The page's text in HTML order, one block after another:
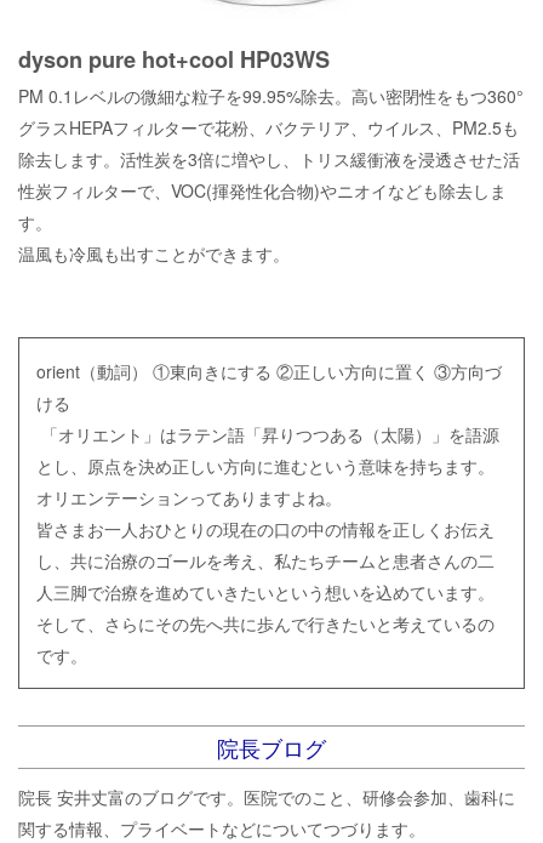
dyson pure hot+cool HP03WS
PM 0.1レベルの微細な粒子を99.95%除去。高い密閉性をもつ360°
グラスHEPAフィルターで花粉、バクテリア、ウイルス、PM2.5も
除去します。活性炭を3倍に増やし、トリス緩衝液を浸透させた活
性炭フィルターで、VOC(揮発性化合物)やニオイなども除去しま
す。
温風も冷風も出すことができます。
orient（動詞） ①東向きにする ②正しい方向に置く ③方向づ
ける
「オリエント」はラテン語「昇りつつある（太陽）」を語源
とし、原点を決め正しい方向に進むという意味を持ちます。
オリエンテーションってありますよね。
皆さまお一人おひとりの現在の口の中の情報を正しくお伝え
し、共に治療のゴールを考え、私たちチームと患者さんの二
人三脚で治療を進めていきたいという想いを込めています。
そして、さらにその先へ共に歩んで行きたいと考えているの
です。
院長ブログ
院長 安井丈富のブログです。医院でのこと、研修会参加、歯科に
関する情報、プライベートなどについてつづります。